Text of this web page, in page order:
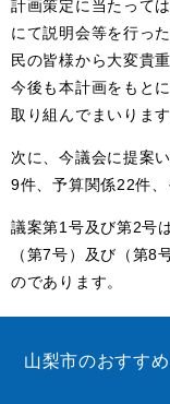
山梨市のおすすめ
計画策定に当たって
にて説明会等を行っ
民の皆様から大変貴
今後も本計画をもと
取り組んでまいります
次に、今議会に提案
9件、予算関係22件、
議案第1号及び第2号
（第7号）及び（第8
のであります。
し、総額を歳入歳出
をいたしましたので